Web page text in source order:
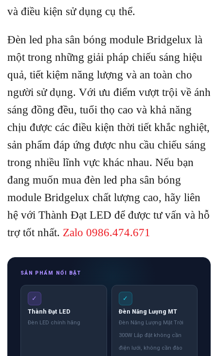
và điều kiện sử dụng cụ thể.
Đèn led pha sân bóng module Bridgelux là
một trong những giải pháp chiếu sáng hiệu
quả, tiết kiệm năng lượng và an toàn cho
người sử dụng. Với ưu điểm vượt trội về ánh
sáng đồng đều, tuổi thọ cao và khả năng
chịu được các điều kiện thời tiết khắc nghiệt,
sản phẩm đáp ứng được nhu cầu chiếu sáng
trong nhiều lĩnh vực khác nhau. Nếu bạn
đang muốn mua đèn led pha sân bóng
module Bridgelux chất lượng cao, hãy liên
hệ với Thành Đạt LED để được tư vấn và hỗ
trợ tốt nhất. Zalo 0986.474.671
SẢN PHẨM NỔI BẬT
✓
Thành Đạt LED
Đèn LED chính hãng
✓
Đèn Năng Lượng MT
Đèn Năng Lượng Mặt Trời
300W Lắp đặt không cần
điện lưới, không cần đào